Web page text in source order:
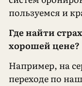
пользуемся и
Где найти
хорошей цене?
Например, на
переходе по